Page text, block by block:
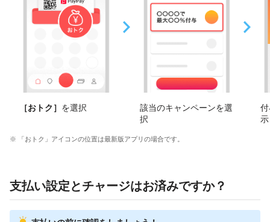
［おトク］ を選択
該当のキャンペーンを選
択
※ 「おトク」アイコンの位置は最新版アプリの場合です。
支払い設定とチャージはお済みですか？